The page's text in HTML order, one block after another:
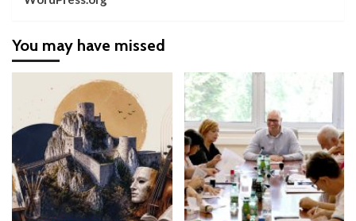
You may have missed